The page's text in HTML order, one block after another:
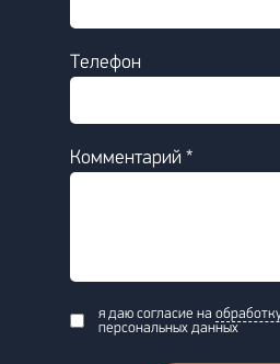
Телефон
Комментарий *
я даю согласие на
персональных данных